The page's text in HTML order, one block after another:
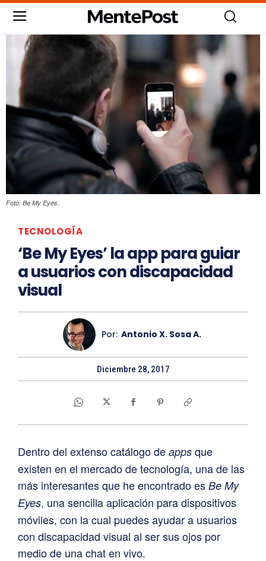
Foto: Be My Eyes.
TECNOLOGÍA
‘Be My Eyes’ la app para guiar
a usuarios con discapacidad
visual
Por: Antonio X. Sosa A.
Diciembre 28, 2017
Dentro del extenso catálogo de apps que
existen en el mercado de tecnología, una de las
más interesantes que he encontrado es Be My
Eyes, una sencilla aplicación para dispositivos
móviles, con la cual puedes ayudar a usuarios
con discapacidad visual al ser sus ojos por
medio de una chat en vivo.